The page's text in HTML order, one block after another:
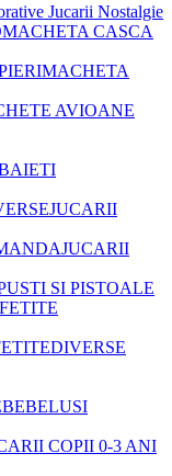
Jucarii Nostalgie
MACHETA CASCA
MACHETA
AVIOANE
JUCARII
JUCARII
SI PISTOALE
DIVERSE
BEBELUSI
COPII 0-3 ANI